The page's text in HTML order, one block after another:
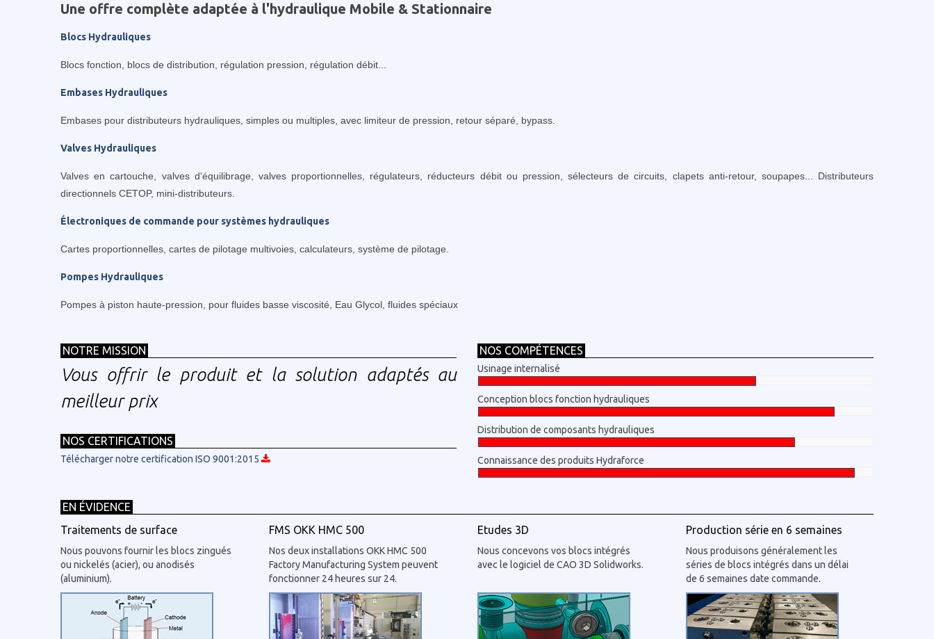
Une offre complète adaptée à l'hydraulique Mobile & Stationnaire
Blocs Hydrauliques
Blocs fonction, blocs de distribution, régulation pression, régulation débit...
Embases Hydrauliques
Embases pour distributeurs hydrauliques, simples ou multiples, avec limiteur de pression, retour séparé, bypass.
Valves Hydrauliques
Valves en cartouche, valves d'équilibrage, valves proportionnelles, régulateurs, réducteurs débit ou pression, sélecteurs de circuits, clapets anti-retour, soupapes... Distributeurs
directionnels CETOP, mini-distributeurs.
Électroniques de commande pour systèmes hydrauliques
Cartes proportionnelles, cartes de pilotage multivoies, calculateurs, système de pilotage.
Pompes Hydrauliques
Pompes à piston haute-pression, pour fluides basse viscosité, Eau Glycol, fluides spéciaux
NOTRE MISSION
Vous offrir le produit et la solution adaptés au
meilleur prix
NOS CERTIFICATIONS
Télécharger notre certification ISO 9001:2015
NOS COMPÉTENCES
Usinage internalisé
Conception blocs fonction hydrauliques
Distribution de composants hydrauliques
Connaissance des produits Hydraforce
EN ÉVIDENCE
Traitements de surface
Nous pouvons fournir les blocs zingués
ou nickelés (acier), ou anodisés
(aluminium).
FMS OKK HMC 500
Nos deux installations OKK HMC 500
Factory Manufacturing System peuvent
fonctionner 24 heures sur 24.
Etudes 3D
Nous concevons vos blocs intégrés
avec le logiciel de CAO 3D Solidworks.
Production série en 6 semaines
Nous produisons généralement les
séries de blocs intégrés dans un délai
de 6 semaines date commande.